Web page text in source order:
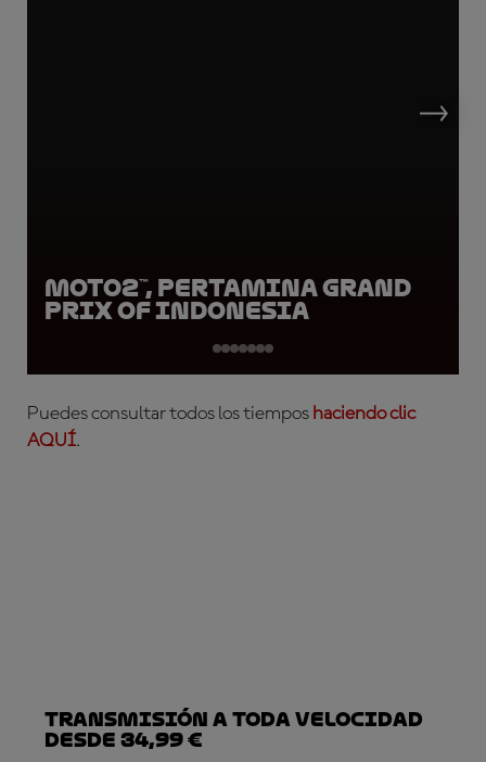
Moto2™, Pertamina Grand
Prix of Indonesia
Puedes consultar todos los tiempos haciendo clic
AQUÍ.
Transmisión a toda velocidad
desde 34,99 €